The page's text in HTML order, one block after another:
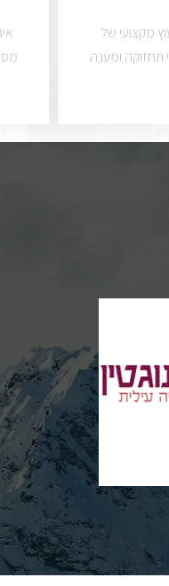
מקצועי של
תחזוקה ומענה